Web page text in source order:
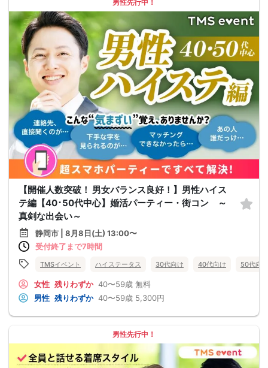
男性先行中！
【開催人数突破！ 男女バランス良好！】男性ハイス
テ編【40･50代中心】婚活パーティー・街コン ～
真剣な出会い～
静岡市 | 8月8日(土) 13:00〜
受付終了まで7時間
TMSイベント ハイステータス 30代向け 40代向け 50代向け
女性 残りわずか 40〜59歳 無料
男性 残りわずか 40〜59歳 5,300円
男性先行中！